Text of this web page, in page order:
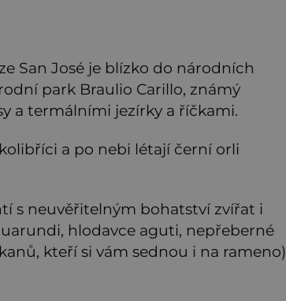
San José je blízko do národních
park Braulio Carillo, známý
a termálními jezírky a říčkami.
a po nebi létají černí orli
s neuvěřitelným bohatství zvířat i
hlodavce aguti, nepřeberné
kteří si vám sednou i na rameno)